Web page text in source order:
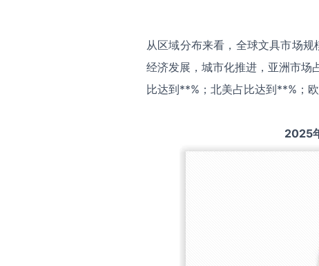
从区域分布来看，全球文具市场
经济发展，城市化推进，亚洲市
比达到**%；北美占比达到**%；
2025